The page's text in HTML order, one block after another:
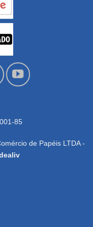
85
de Papéis LTDA -